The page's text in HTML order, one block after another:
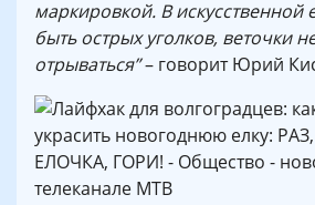
маркировкой. В искусственной
быть острых уголков, веточки
отрываться”– говорит Юрий